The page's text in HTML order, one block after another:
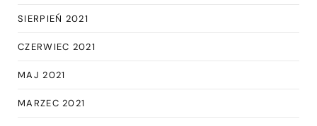
SIERPIEŃ 2021
CZERWIEC 2021
MAJ 2021
MARZEC 2021